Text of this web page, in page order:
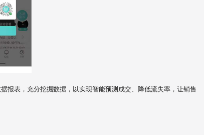
报表，充分挖掘数据，以实现智能预测成交、降低流失率，让销售